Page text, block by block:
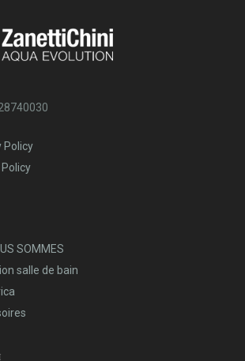
Policy
SOMMES
salle de bain